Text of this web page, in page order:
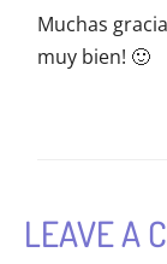
Muchas
muy bien! 🙂
LEAVE A